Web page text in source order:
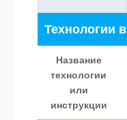
Технологии
Название
технологии
или
инструкции